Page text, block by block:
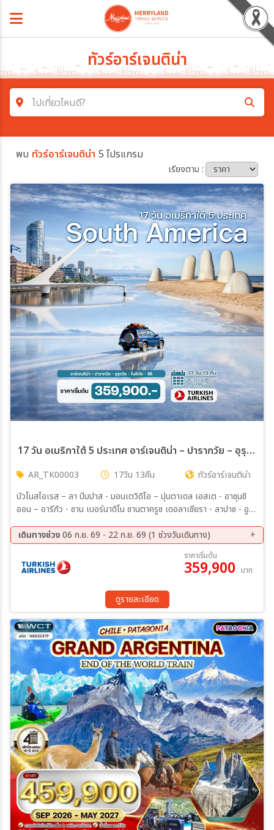
ทัวร์อาร์เจนติน่า
ไปเที่ยวไหนดี?
ค้นหาโปรแกรมทัวร์
โซน
ประเทศ
เมือง
สายการบิน
ตั้งแต่วันที่
เฉพาะเดือน
เฉพาะเทศกาล
ค้นหา
พบ ทัวร์อาร์เจนติน่า 5 โปรแกรม
เรียงตาม :
17 วัน อเมริกาใต้ 5 ประเทศ อาร์เจนติน่า – ปารากวัย – อุรุกวัย – โบลีเวีย – ชิลี
AR_TK00003 17วัน 13คืน
ทัวร์อาร์เจนติน่า
บัวโนสไอเรส – ลา ปัมปาส - มอนเตวิดิโอ – ปุนตาเดล เอสเต - อาซุนซิ
ออน – อารีกัว - ซาน เบอร์นาดิโน ซานตาครูซ เดอลาเซียรา - ลาปาซ - อูยู
เดินทางช่วง06 ก.ย. 69 - 22 ก.ย. 69 (1 ช่วงวันเดินทาง)
ราคาเริ่มต้น
359,900 บาท
ดูรายละเอียด